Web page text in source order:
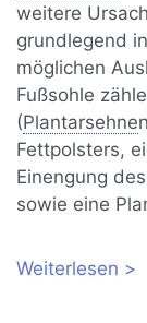
weitere
grundlegend
möglichen
Fußsohle
(Plantarsehne
Fettpolsters,
Einengung des
sowie eine
Weiterlesen